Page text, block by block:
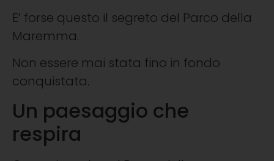
E’ forse questo il segreto del Parco della
Maremma.
Non essere mai stata fino in fondo
conquistata.
Un paesaggio che
respira